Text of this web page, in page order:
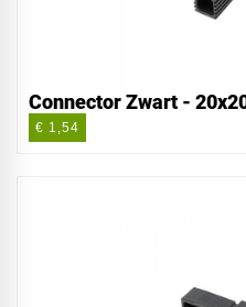
Connector Zwart -
€ 1,54